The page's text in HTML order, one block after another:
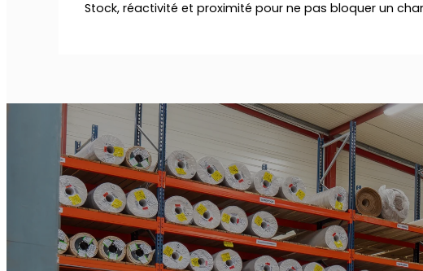
Stock, réactivité et proximité pour ne pas bloquer un